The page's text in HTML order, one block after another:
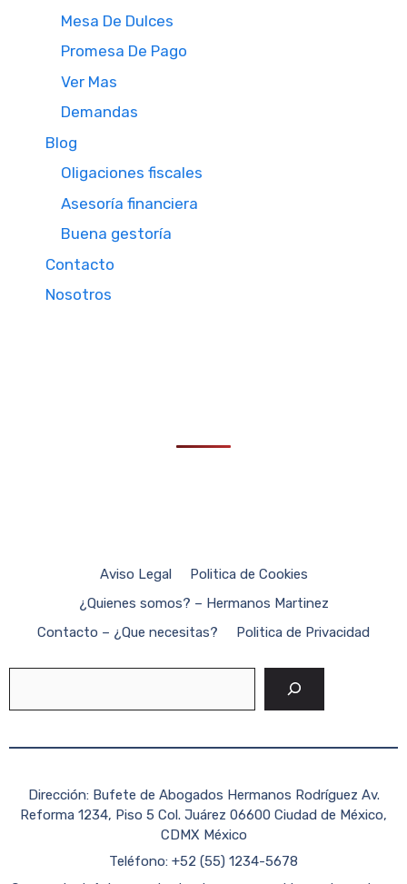
Mesa De Dulces
Promesa De Pago
Ver Mas
Demandas
Blog
Oligaciones fiscales
Asesoría financiera
Buena gestoría
Contacto
Nosotros
Aviso Legal
Politica de Cookies
¿Quienes somos? – Hermanos Martinez
Contacto – ¿Que necesitas?
Politica de Privacidad
Dirección: Bufete de Abogados Hermanos Rodríguez Av.
Reforma 1234, Piso 5 Col. Juárez 06600 Ciudad de México,
CDMX México
Teléfono: +52 (55) 1234-5678